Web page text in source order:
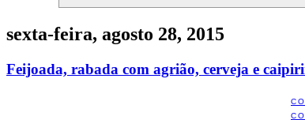
sexta-feira, agosto 28, 2015
Feijoada, rabada com agrião, cerveja e